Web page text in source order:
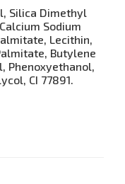
Silica Dimethyl
Sodium
Lecithin,
Butylene
Phenoxyethanol,
CI 77891.